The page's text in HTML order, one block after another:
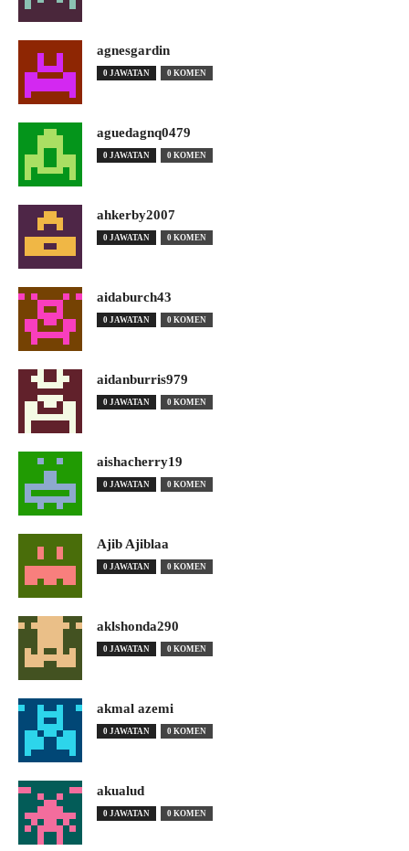
agnesgardin
0 JAWATAN 0 KOMEN
aguedagnq0479
0 JAWATAN 0 KOMEN
ahkerby2007
0 JAWATAN 0 KOMEN
aidaburch43
0 JAWATAN 0 KOMEN
aidanburris979
0 JAWATAN 0 KOMEN
aishacherry19
0 JAWATAN 0 KOMEN
Ajib Ajiblaa
0 JAWATAN 0 KOMEN
aklshonda290
0 JAWATAN 0 KOMEN
akmal azemi
0 JAWATAN 0 KOMEN
akualud
0 JAWATAN 0 KOMEN